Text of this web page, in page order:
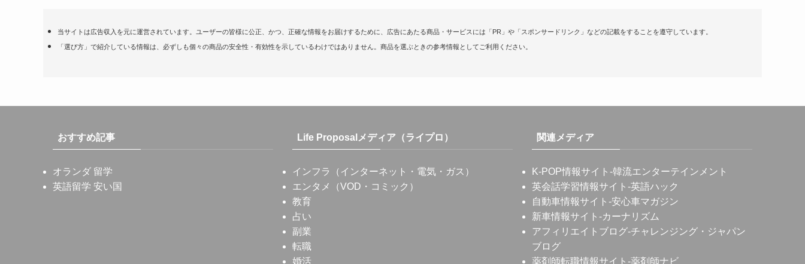
当サイトは広告収入を元に運営されています。ユーザーの皆様に公正、かつ、正確な情報をお届けするために、広告にあたる商品・サービスには「PR」や「スポンサードリンク」などの記載をすることを遵守しています。
「選び方」で紹介している情報は、必ずしも個々の商品の安全性・有効性を示しているわけではありません。商品を選ぶときの参考情報としてご利用ください。
おすすめ記事
オランダ 留学
英語留学 安い国
Life Proposalメディア（ライプロ）
インフラ（インターネット・電気・ガス）
エンタメ（VOD・コミック）
教育
占い
副業
転職
婚活
関連メディア
K-POP情報サイト -韓流エンターテインメント
英会話学習情報サイト -英語ハック
自動車情報サイト -安心車マガジン
新車情報サイト -カーナリズム
アフィリエイトブログ-チャレンジング・ジャパン
ブログ
薬剤師転職情報サイト -薬剤師ナビ